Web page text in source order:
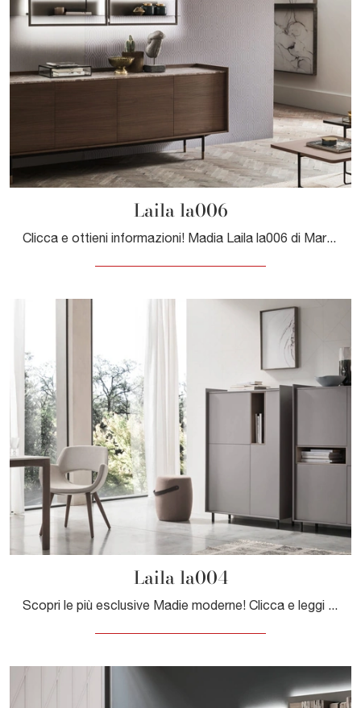
Laila la006
Clicca e ottieni informazioni! Madia Laila la006 di Maronese in melaminico: ti aspetta per impreziosire le tue stanze moderne.
Laila la004